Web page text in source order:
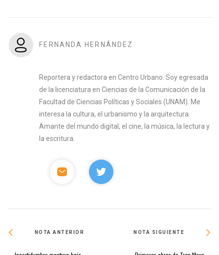
FERNANDA HERNÁNDEZ
Reportera y redactora en Centro Urbano. Soy egresada
de la licenciatura en Ciencias de la Comunicación de la
Facultad de Ciencias Políticas y Sociales (UNAM). Me
interesa la cultura, el urbanismo y la arquitectura.
Amante del mundo digital, el cine, la música, la lectura y
la escritura.
NOTA ANTERIOR NOTA SIGUIENTE